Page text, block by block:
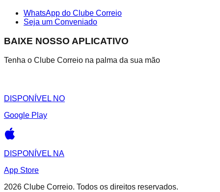
WhatsApp do Clube Correio
Seja um Conveniado
BAIXE NOSSO APLICATIVO
Tenha o Clube Correio na palma da sua mão
DISPONÍVEL NO
Google Play
DISPONÍVEL NA
App Store
2026 Clube Correio. Todos os direitos reservados.